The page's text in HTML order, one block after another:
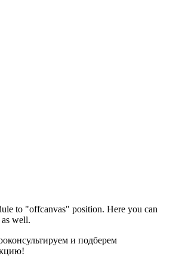
to "offcanvas" position. Here you can
well.
ПРОФСНАБ
и подберем